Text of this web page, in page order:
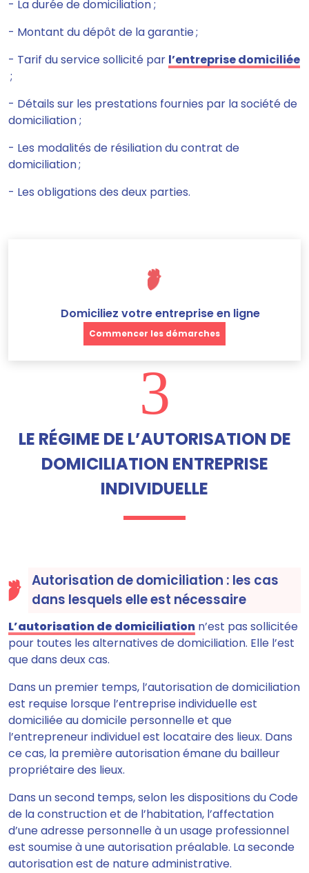
- La durée de domiciliation ;
- Montant du dépôt de la garantie ;
- Tarif du service sollicité par l’entreprise domiciliée
;
- Détails sur les prestations fournies par la société de
domiciliation ;
- Les modalités de résiliation du contrat de
domiciliation ;
- Les obligations des deux parties.
Domiciliez votre entreprise en ligne
Commencer les démarches
3
LE RÉGIME DE L’AUTORISATION DE
DOMICILIATION ENTREPRISE
INDIVIDUELLE
Autorisation de domiciliation : les cas
dans lesquels elle est nécessaire
L’autorisation de domiciliation n’est pas sollicitée
pour toutes les alternatives de domiciliation. Elle l’est
que dans deux cas.
Dans un premier temps, l’autorisation de domiciliation
est requise lorsque l’entreprise individuelle est
domiciliée au domicile personnelle et que
l’entrepreneur individuel est locataire des lieux. Dans
ce cas, la première autorisation émane du bailleur
propriétaire des lieux.
Dans un second temps, selon les dispositions du Code
de la construction et de l’habitation, l’affectation
d’une adresse personnelle à un usage professionnel
est soumise à une autorisation préalable. La seconde
autorisation est de nature administrative.